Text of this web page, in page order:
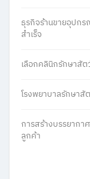
ธุรกิจร้านขายอุปก
สำเร็จ
เลือกคลินิกรักษาสัต
โรงพยาบาลรักษาสั
การสร้างบรรยากา
ลูกค้า